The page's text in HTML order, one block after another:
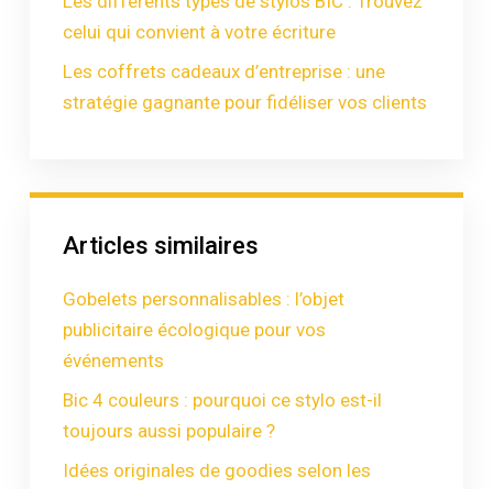
celui qui convient à votre écriture
Les coffrets cadeaux d’entreprise : une
stratégie gagnante pour fidéliser vos clients
Articles similaires
Gobelets personnalisables : l’objet
publicitaire écologique pour vos
événements
Bic 4 couleurs : pourquoi ce stylo est-il
toujours aussi populaire ?
Idées originales de goodies selon les